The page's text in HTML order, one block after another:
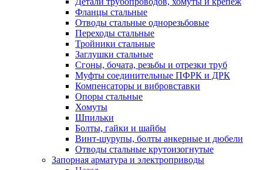
Фланцы стальные
Отводы стальные однорезьбовые
Переходы стальные
Тройники стальные
Заглушки стальные
Сгоны, бочата, резьбы и отрезки труб
Муфты соединительные ПФРК и ДРК
Компенсаторы и вибровставки
Опоры стальные
Хомуты
Шпильки
Болты, гайки и шайбы
Винт-шурупы, болты анкерные и дюбели
Отводы стальные крутоизогнутые
Запорная арматура и электроприводы